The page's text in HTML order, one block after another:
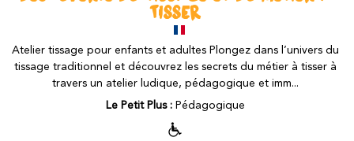
TISSER
Atelier tissage pour enfants et adultes Plongez dans l’univers du
tissage traditionnel et découvrez les secrets du métier à tisser à
travers un atelier ludique, pédagogique et imm...
Le Petit Plus : Pédagogique